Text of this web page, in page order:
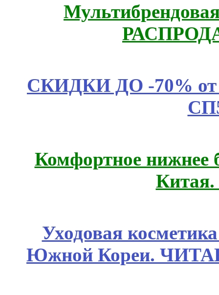
СКИДКИ ДО -70%
Комфортное нижнее
Уходовая
Южной Кореи.